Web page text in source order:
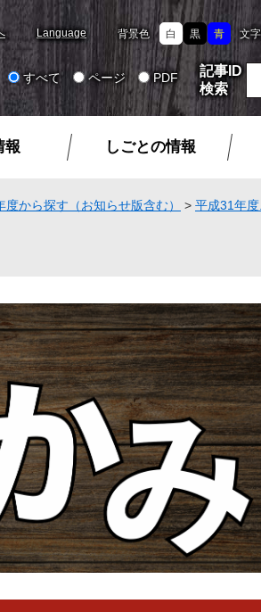
Language 背景色 白 黒 青 文
すべて ページ PDF
記事ID
検索
報 しごとの情報
度から探す（お知らせ版含む） > 平成31年